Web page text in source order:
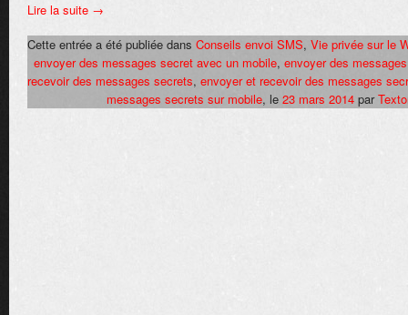
Lire la suite →
Cette entrée a été publiée dans Conseils envoi SMS, Vie privée sur le
envoyer des messages secret avec un mobile, envoyer des
recevoir des messages secrets, envoyer et recevoir des messages
messages secrets sur mobile, le 23 mars 2014 par